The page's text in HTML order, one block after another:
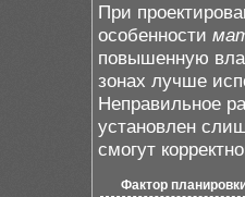
При
особенности
повышенную
зонах лучше
Неправильное
установлен
смогут
Фактор